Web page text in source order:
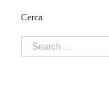
Cerca